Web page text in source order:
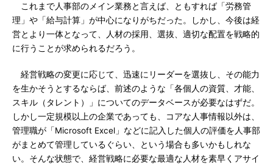
これまで人事部のメイン業務と言えば、ともすれば「労務管
理」や「給与計算」が中心になりがちだった。しかし、今後は経
営とより一体となって、人材の採用、選抜、適切な配置を戦略的
に行うことが求められるだろう。
経営戦略の変更に応じて、迅速にリーダーを選抜し、その能力
を生かそうとするならば、前述のような「各個人の資質、才能、
スキル（タレント）」についてのデータベースが必要なはずだ。
しかし一定規模以上の企業であっても、コアな人事情報以外は、
管理職が「Microsoft Excel」などに記入した個人の評価を人事部
がまとめて管理しているぐらい、という場合も多いかもしれな
い。そんな状態で、経営戦略に必要な最適な人材を素早くアサイ